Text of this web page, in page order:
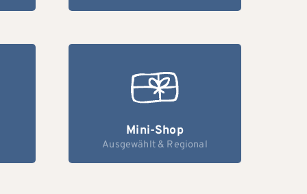
Mini-Shop
Ausgewählt & Regional